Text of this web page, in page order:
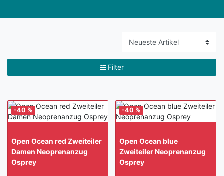
Filter
Open Ocean red Zweiteiler
Damen Neoprenanzug
Osprey
-40 %
Open Ocean blue
Zweiteiler Neoprenanzug
Osprey
-40 %